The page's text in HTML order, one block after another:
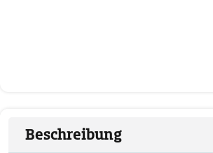
Beschreibung